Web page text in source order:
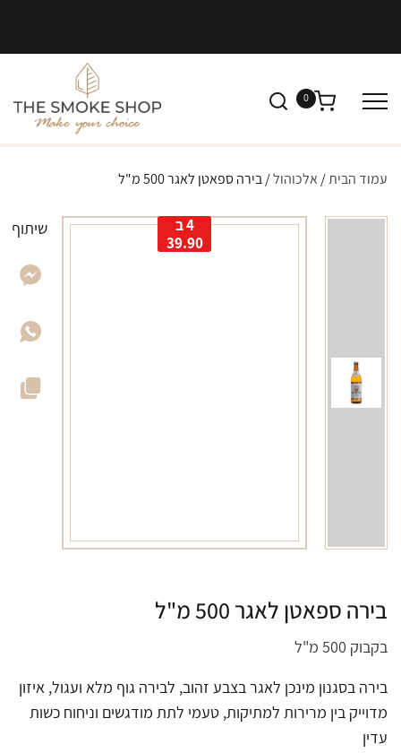
0
עמוד הבית/ אלכוהול/ בירה ספאטן לאגר 500 מ"ל
4 ב
39.90
בירה ספאטן לאגר 500 מ"ל
בקבוק 500 מ"ל
בירה בסגנון מינכן לאגר בצבע זהוב, לבירה גוף מלא ועגול, איזון
מדוייק בין מרירות למתיקות, טעמי לתת מודגשים וניחוח כשות
עדין
שיתוף